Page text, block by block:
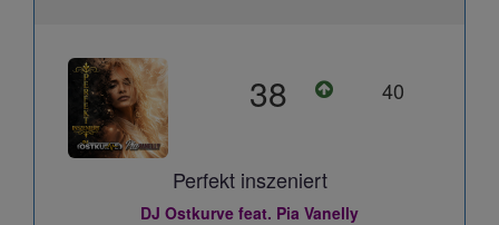
38 40
Perfekt inszeniert
DJ Ostkurve feat. Pia Vanelly